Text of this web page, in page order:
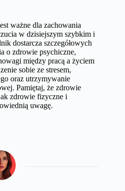
ważne dla zachowania
w dzisiejszym szybkim i
dostarcza szczegółowych
o zdrowie psychiczne,
między pracą a życiem
sobie ze stresem,
oraz utrzymywanie
Pamiętaj, że zdrowie
zdrowie fizyczne i
uwagę.